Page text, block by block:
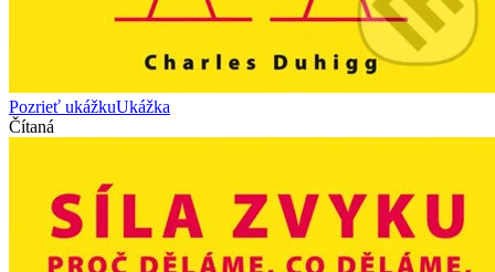
Pozrieť ukážkuUkážka
Čítaná